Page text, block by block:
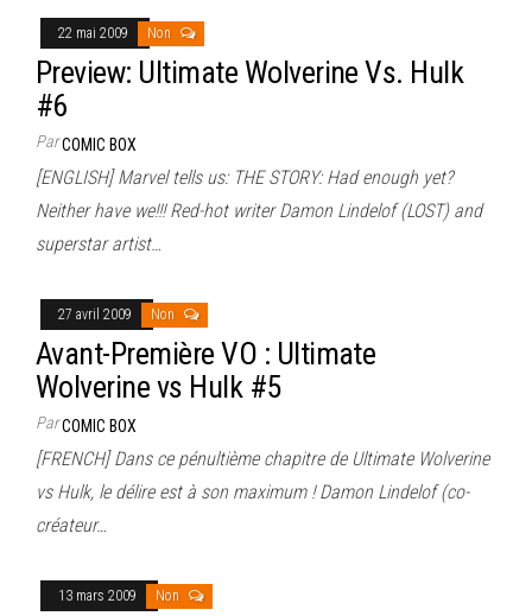
22 mai 2009 Non
Preview: Ultimate Wolverine Vs. Hulk
#6
ParCOMIC BOX
[ENGLISH] Marvel tells us: THE STORY: Had enough yet?
Neither have we!!! Red-hot writer Damon Lindelof (LOST) and
superstar artist…
27 avril 2009 Non
Avant-Première VO : Ultimate
Wolverine vs Hulk #5
ParCOMIC BOX
[FRENCH] Dans ce pénultième chapitre de Ultimate Wolverine
vs Hulk, le délire est à son maximum ! Damon Lindelof (co-
créateur…
13 mars 2009 Non